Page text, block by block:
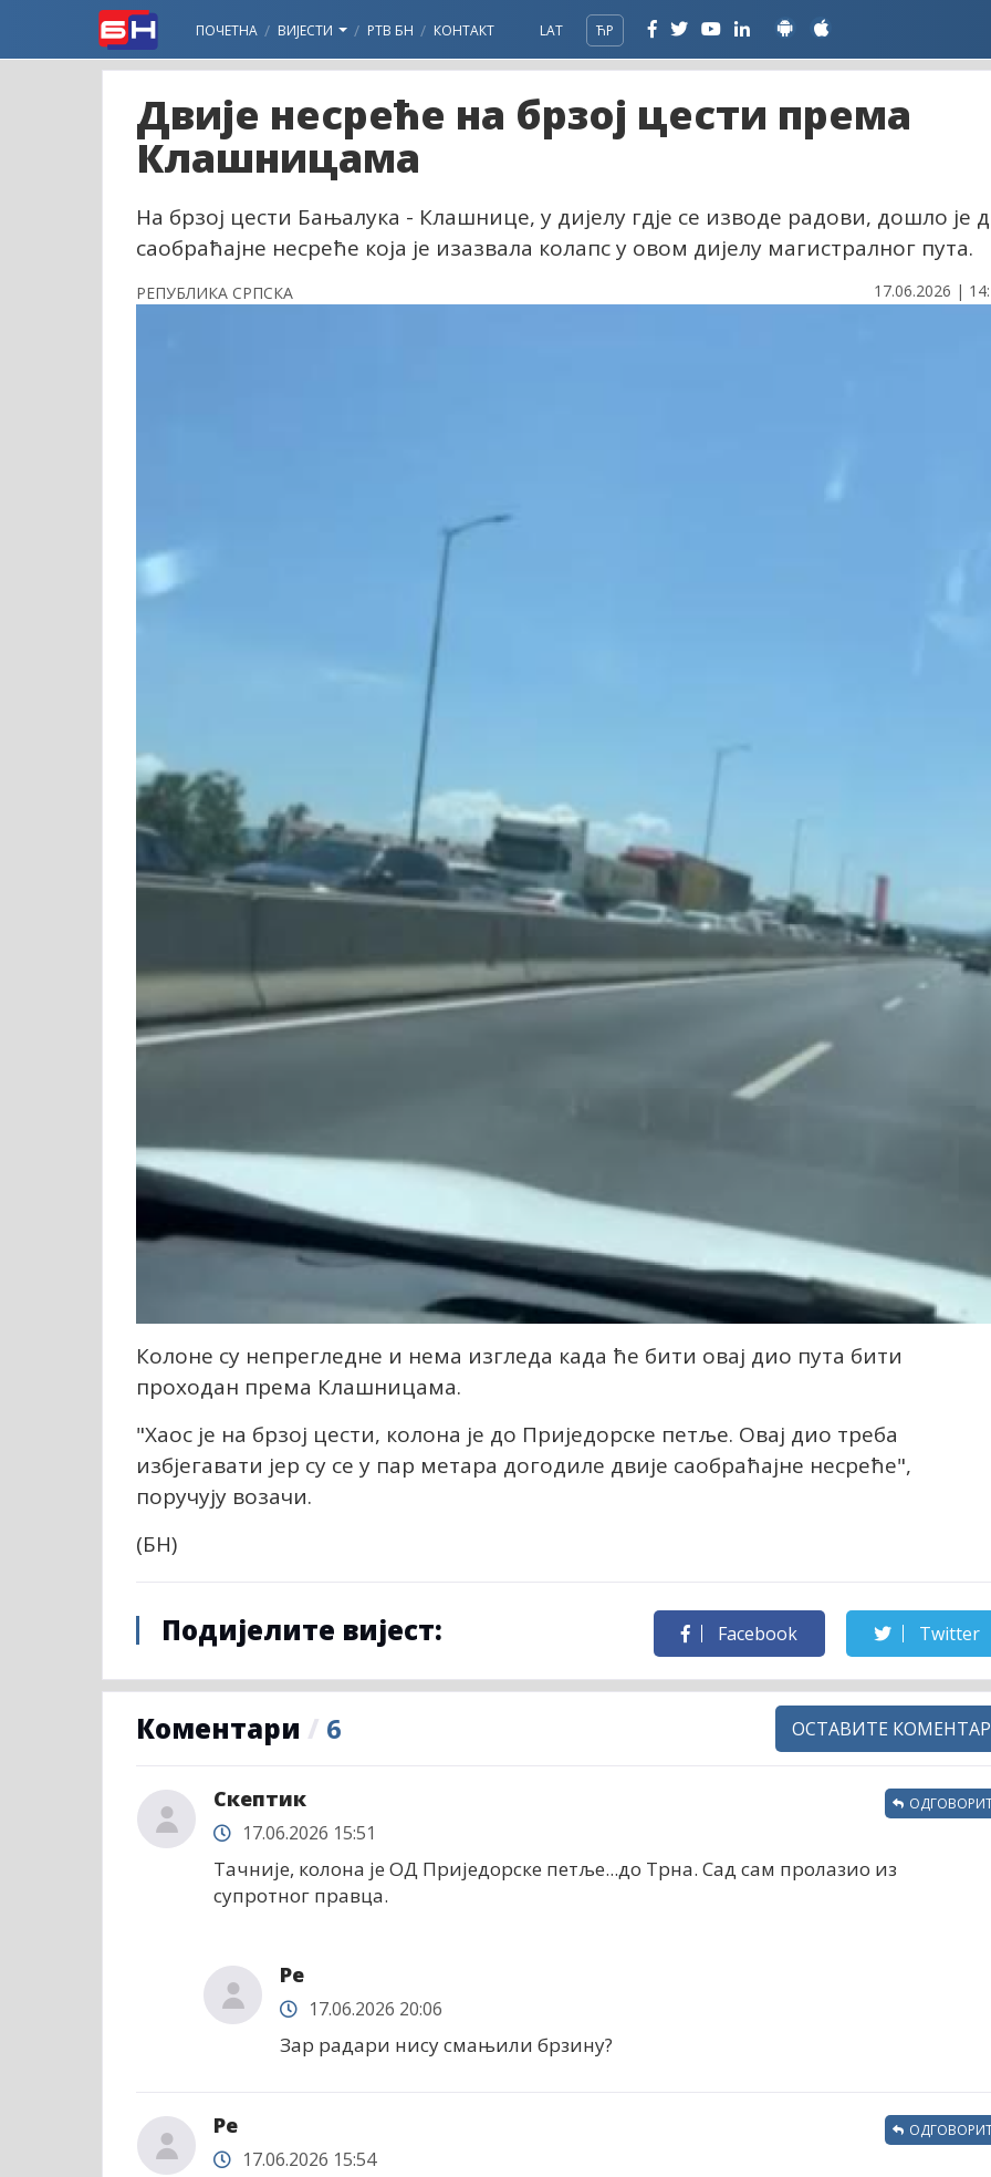
ПОЧЕТНА ВИЈЕСТИ РТВ БН КОНТАКТ LAT ЋР
Двије несреће на брзој цести према
Клашницама
На брзој цести Бањалука - Клашнице, у дијелу гдје се изводе радови, дошло је
саобраћајне несреће која је изазвала колапс у овом дијелу магистралног пута.
РЕПУБЛИКА СРПСКА 17.06.2026 |
Колоне су непрегледне и нема изгледа када ће бити овај дио пута бити
проходан према Клашницама.
"Хаос је на брзој цести, колона је до Приједорске петље. Овај дио треба
избјегавати јер су се у пар метара догодиле двије саобраћајне несреће",
поручују возачи.
(БН)
Подијелите вијест: Facebook Twitter
Коментари / 6 ОСТАВИТЕ КОМЕНТАР
Скептик
17.06.2026 15:51
Тачније, колона је ОД Приједорске петље...до Трна. Сад сам пролазио из
супротног правца.
Ре
17.06.2026 20:06
Зар радари нису смањили брзину?
Ре
17.06.2026 15:54